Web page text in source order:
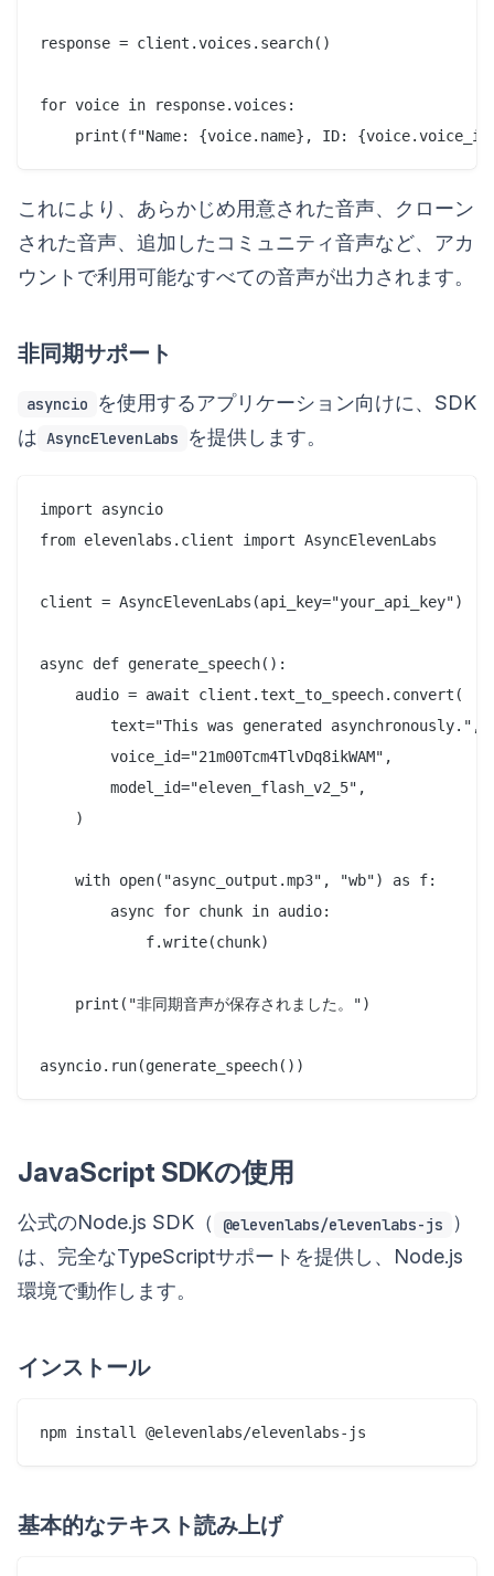
response = client.voices.search()
for voice in response.voices:
これにより、あらかじめ用意された音声、クローン
された音声、追加したコミュニティ音声など、アカ
ウントで利用可能なすべての音声が出力されます。
非同期サポート
asyncio
を使用するアプリケーション向けに、SDK
は AsyncElevenLabs を提供します。
import asyncio
from elevenlabs.client import AsyncElevenLabs
client = AsyncElevenLabs(api_key="your_api_key")
async def generate_speech():
    audio = await client.text_to_speech.convert(
        text="This was generated asynchronously.",
        voice_id="21m00Tcm4TlvDq8ikWAM",
        model_id="eleven_flash_v2_5",
    )
    with open("async_output.mp3", "wb") as f:
        async for chunk in audio:
            f.write(chunk)
    print("非同期音声が保存されました。")
JavaScript SDKの使用
公式のNode.js SDK（ @elevenlabs/elevenlabs-js
）
は、完全なTypeScriptサポートを提供し、Node.js
環境で動作します。
インストール
基本的なテキスト読み上げ